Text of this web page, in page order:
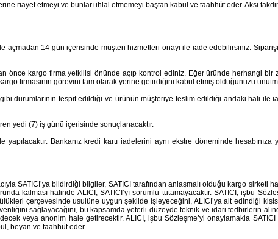
riayet etmeyi ve bunları ihlal etmemeyi baştan kabul ve taahhüt eder. Aksi
14 gün içerisinde müşteri hizmetleri onayı ile iade edebilirsiniz.
önce kargo firma yetkilisi önünde açıp kontrol ediniz. Eğer üründe herhangi
firmasının görevini tam olarak yerine getirdiğini kabul etmiş olduğunuzu
durumlarının tespit edildiği ve ürünün müşteriye teslim edildiği andaki hali
yedi (7) iş günü içerisinde sonuçlanacaktır.
Bankanız kredi kartı iadelerini aynı ekstre döneminde hesabınıza
SATICI’ya bildirdiği bilgiler, SATICI tarafından anlaşmalı olduğu kargo şirketi
kalması halinde ALICI, SATICI’yı sorumlu tutamayacaktır. SATICI, işbu
çerçevesinde usulüne uygun şekilde işleyeceğini, ALICI’ya ait edindiği
sağlayacağını, bu kapsamda yeterli düzeyde teknik ve idari tedbirlerin
veya anonim hale getirecektir. ALICI, işbu Sözleşme’yi onaylamakla
beyan ve taahhüt eder.